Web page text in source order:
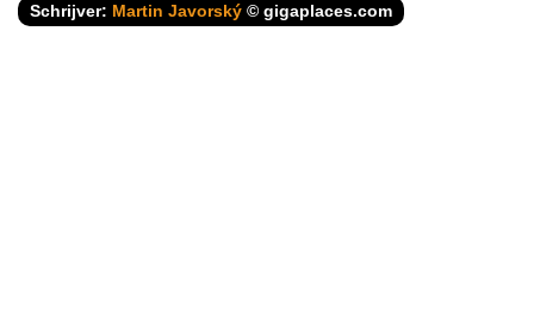
Schrijver: Martin Javorský © gigaplaces.com